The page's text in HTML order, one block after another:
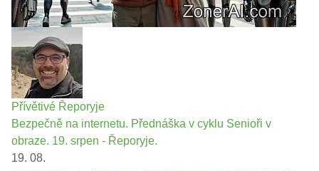
Přívětivé Řeporyje
Bezpečně na internetu. Přednáška v cyklu Senioři v
obraze. 19. srpen - Řeporyje.
19. 08.